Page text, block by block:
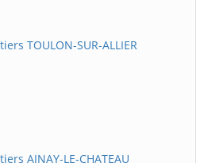
TOULON-SUR-ALLIER
AINAY-LE-CHATEAU